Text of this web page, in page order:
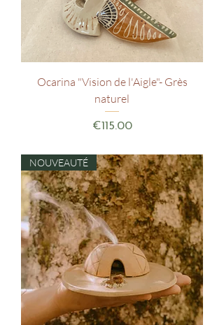
Ocarina "Vision de l'Aigle"- Grès
naturel
Price
€115.00
NOUVEAUTÉ